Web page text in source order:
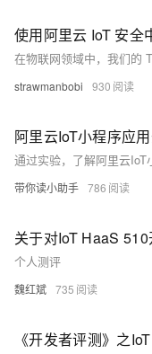
使用阿里云 IoT 安全
strawmanbobi 930
阿里云IoT小程序应
带你读小助手 786
关于对IoT HaaS
个人测评
魏红斌 735
《开发者评测》之